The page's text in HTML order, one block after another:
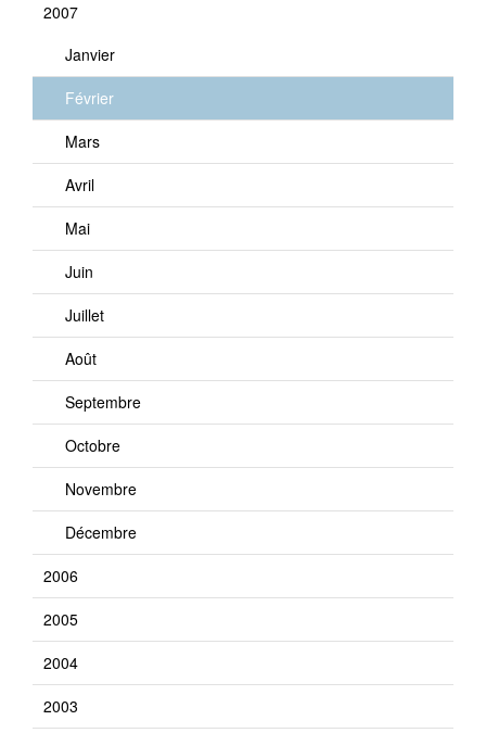
2007
Janvier
Février
Mars
Avril
Mai
Juin
Juillet
Août
Septembre
Octobre
Novembre
Décembre
2006
2005
2004
2003